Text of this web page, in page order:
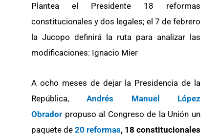
Plantea el Presidente 18 reformas
constitucionales y dos legales; el 7 de febrero
la Jucopo definirá la ruta para analizar las
modificaciones: Ignacio Mier
A ocho meses de dejar la Presidencia de la
República,Andrés Manuel López
Obrador propuso al Congreso de la Unión un
paquete de 20 reformas, 18 constitucionales